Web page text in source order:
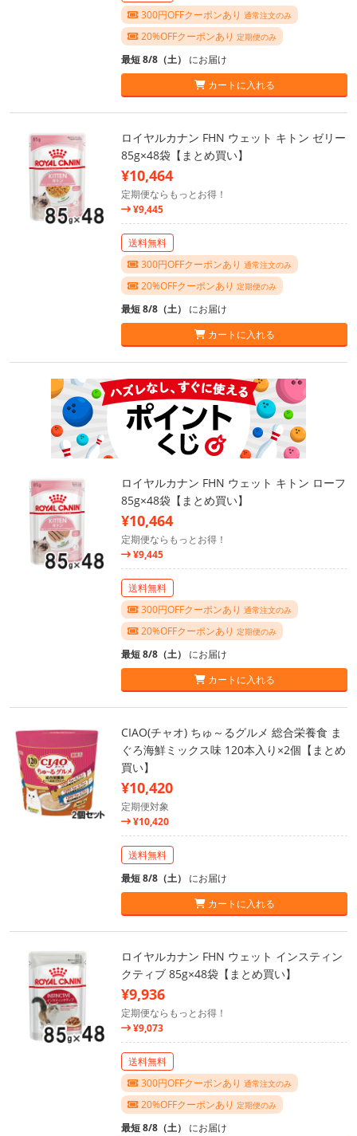
300円OFFクーポンあり 通常注文のみ
20%OFFクーポンあり 定期便のみ
最短 8/8（土） にお届け
カートに入れる
ロイヤルカナン FHN ウェット キトン ゼリー
85g×48袋【まとめ買い】
¥10,464
定期便ならもっとお得！
¥9,445
送料無料
300円OFFクーポンあり 通常注文のみ
20%OFFクーポンあり 定期便のみ
最短 8/8（土） にお届け
カートに入れる
ロイヤルカナン FHN ウェット キトン ローフ
85g×48袋【まとめ買い】
¥10,464
定期便ならもっとお得！
¥9,445
送料無料
300円OFFクーポンあり 通常注文のみ
20%OFFクーポンあり 定期便のみ
最短 8/8（土） にお届け
カートに入れる
CIAO(チャオ) ちゅ～るグルメ 総合栄養食 ま
ぐろ海鮮ミックス味 120本入り×2個【まとめ
買い】
¥10,420
定期便対象
¥10,420
送料無料
最短 8/8（土） にお届け
カートに入れる
ロイヤルカナン FHN ウェット インスティン
クティブ 85g×48袋【まとめ買い】
¥9,936
定期便ならもっとお得！
¥9,073
送料無料
300円OFFクーポンあり 通常注文のみ
20%OFFクーポンあり 定期便のみ
最短 8/8（土） にお届け